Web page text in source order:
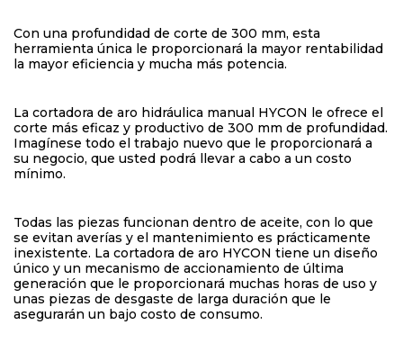
Con una profundidad de corte de 300 mm, esta
herramienta única le proporcionará la mayor rentabilidad
la mayor eficiencia y mucha más potencia.
La cortadora de aro hidráulica manual HYCON le ofrece el
corte más eficaz y productivo de 300 mm de profundidad.
Imagínese todo el trabajo nuevo que le proporcionará a
su negocio, que usted podrá llevar a cabo a un costo
mínimo.
Todas las piezas funcionan dentro de aceite, con lo que
se evitan averías y el mantenimiento es prácticamente
inexistente. La cortadora de aro HYCON tiene un diseño
único y un mecanismo de accionamiento de última
generación que le proporcionará muchas horas de uso y
unas piezas de desgaste de larga duración que le
asegurarán un bajo costo de consumo.